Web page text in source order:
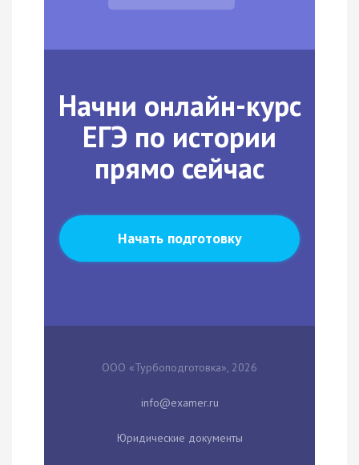
Начни онлайн-курс
ЕГЭ по истории
прямо сейчас
Начать подготовку
ООО «Турбоподготовка», 2026
Юридические документы